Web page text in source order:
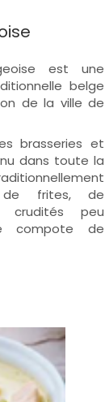
est une
belge
de la ville de
brasseries et
dans toute la
de frites, de
crudités peu
compote de